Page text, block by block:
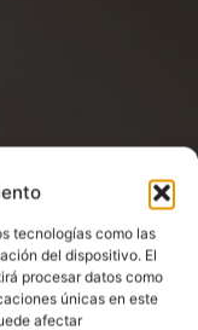
tecnologías como las
del dispositivo. El
procesar datos como
únicas en este
afectar